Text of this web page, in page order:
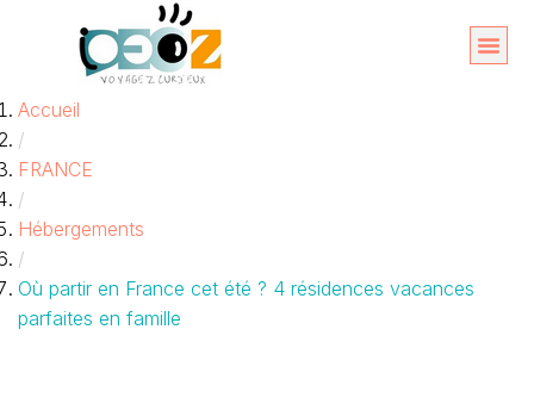
contenu
Accueil
/
FRANCE
/
Hébergements
/
Où partir en France cet été ? 4 résidences vacances
parfaites en famille